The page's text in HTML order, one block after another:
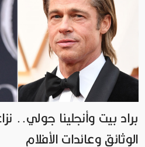
براد بيت وأنجلينا جولي..
الوثائق وعائدات الأفلام